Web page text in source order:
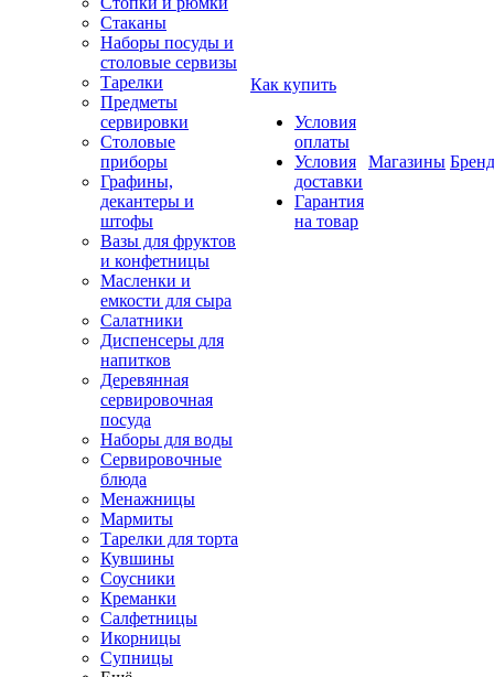
Стаканы
Наборы посуды и
столовые сервизы
Тарелки
Предметы
сервировки
Столовые
приборы
Графины,
декантеры и
штофы
Вазы для фруктов
и конфетницы
Масленки и
емкости для сыра
Салатники
Диспенсеры для
напитков
Деревянная
сервировочная
посуда
Наборы для воды
Сервировочные
блюда
Менажницы
Мармиты
Тарелки для торта
Кувшины
Соусники
Креманки
Салфетницы
Икорницы
Супницы
Как купить
Условия
оплаты
Условия
доставки
Гарантия
на товар
Магазины